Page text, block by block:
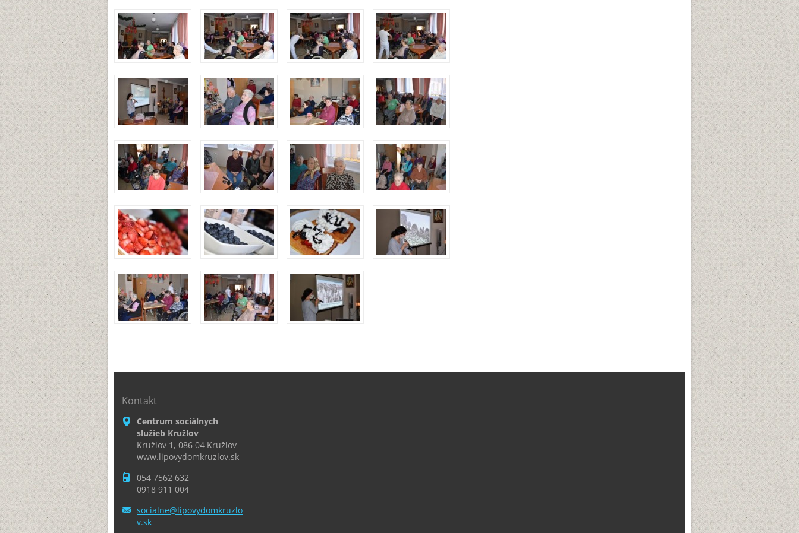
Kontakt
Centrum sociálnych
služieb Kružlov
Kružlov 1, 086 04 Kružlov
www.lipovydomkruzlov.sk
054 7562 632
0918 911 004
socialne@lipovydomkruzlo
v.sk